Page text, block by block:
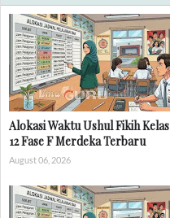
Alokasi Waktu Ushul Fikih Kelas
12 Fase F Merdeka Terbaru
August 06, 2026